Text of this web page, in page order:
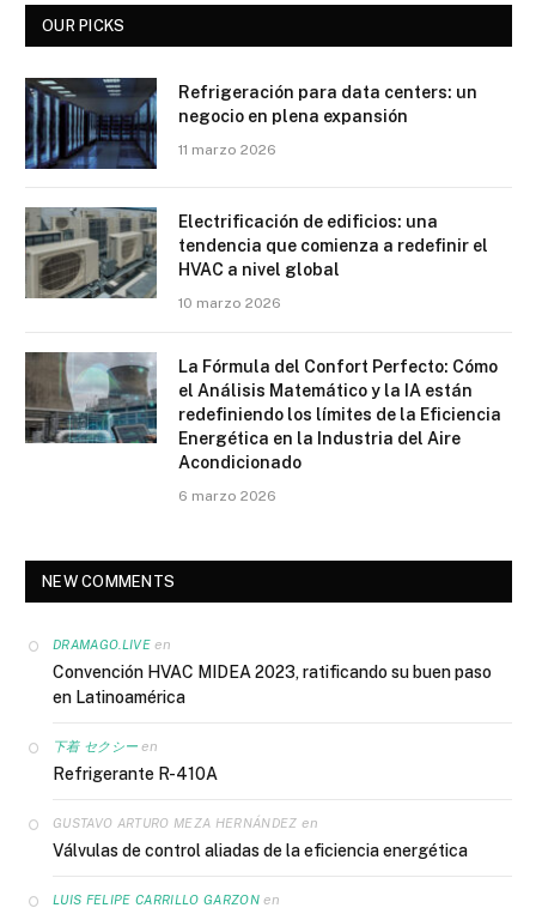
OUR PICKS
Refrigeración para data centers: un
negocio en plena expansión
11 marzo 2026
Electrificación de edificios: una
tendencia que comienza a redefinir el
HVAC a nivel global
10 marzo 2026
La Fórmula del Confort Perfecto: Cómo
el Análisis Matemático y la IA están
redefiniendo los límites de la Eficiencia
Energética en la Industria del Aire
Acondicionado
6 marzo 2026
NEW COMMENTS
DRAMAGO.LIVEen
Convención HVAC MIDEA 2023, ratificando su buen paso
en Latinoamérica
下着 セクシー en
Refrigerante R-410A
GUSTAVO ARTURO MEZA HERNÁNDEZ en
Válvulas de control aliadas de la eficiencia energética
LUIS FELIPE CARRILLO GARZONen